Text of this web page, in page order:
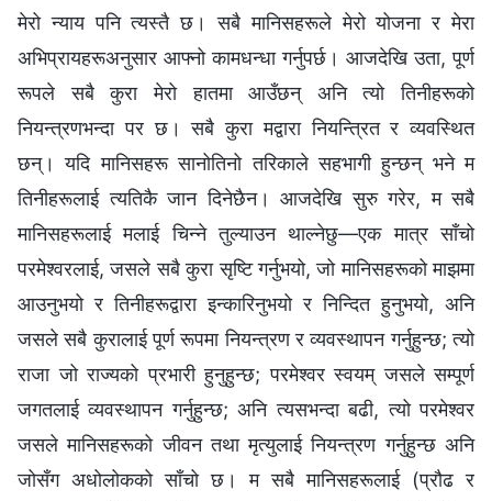
मेरो न्याय पनि त्यस्तै छ। सबै मानिसहरूले मेरो योजना र मेरा
अभिप्रायहरूअनुसार आफ्नो कामधन्धा गर्नुपर्छ। आजदेखि उता, पूर्ण
रूपले सबै कुरा मेरो हातमा आउँछन् अनि त्यो तिनीहरूको
नियन्त्रणभन्दा पर छ। सबै कुरा मद्वारा नियन्त्रित र व्यवस्थित
छन्। यदि मानिसहरू सानोतिनो तरिकाले सहभागी हुन्छन् भने म
तिनीहरूलाई त्यतिकै जान दिनेछैन। आजदेखि सुरु गरेर, म सबै
मानिसहरूलाई मलाई चिन्ने तुल्याउन थाल्‍नेछु—एक मात्र साँचो
परमेश्‍वरलाई, जसले सबै कुरा सृष्टि गर्नुभयो, जो मानिसहरूको माझमा
आउनुभयो र तिनीहरूद्वारा इन्कारिनुभयो र निन्दित हुनुभयो, अनि
जसले सबै कुरालाई पूर्ण रूपमा नियन्त्रण र व्यवस्थापन गर्नुहुन्छ; त्यो
राजा जो राज्यको प्रभारी हुनुहुन्छ; परमेश्‍वर स्वयम्‌ जसले सम्पूर्ण
जगतलाई व्यवस्थापन गर्नुहुन्छ; अनि त्यसभन्दा बढी, त्यो परमेश्‍वर
जसले मानिसहरूको जीवन तथा मृत्युलाई नियन्त्रण गर्नुहुन्छ अनि
जोसँग अधोलोकको साँचो छ। म सबै मानिसहरूलाई (प्रौढ र